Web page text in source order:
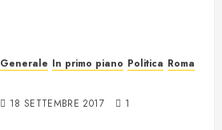
Generale In primo piano Politica Roma
18 SETTEMBRE 2017 1